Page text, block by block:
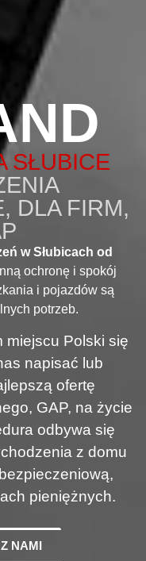
SŁUBICE
DLA FIRM,
w Słubicach od
ochronę i spokój
i pojazdów są
potrzeb.
miejscu Polski się
napisać lub
ofertę
GAP, na życie
odbywa się
z domu
pieniężnych.
NAMI